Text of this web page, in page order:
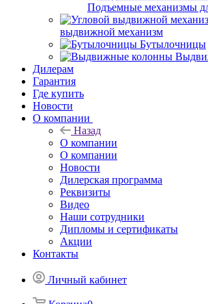
Подъемные механизмы
выдвижной механизм
Бутылочницы
Дилерам
Гарантия
Где купить
Новости
О компании
Назад
О компании
О компании
Новости
Дилерская программа
Реквизиты
Видео
Наши сотрудники
Дипломы и сертификаты
Акции
Контакты
Личный кабинет